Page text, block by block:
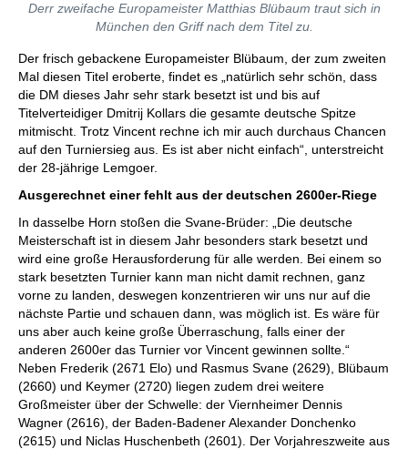
Derr zweifache Europameister Matthias Blübaum traut sich in
München den Griff nach dem Titel zu.
Der frisch gebackene Europameister Blübaum, der zum zweiten
Mal diesen Titel eroberte, findet es „natürlich sehr schön, dass
die DM dieses Jahr sehr stark besetzt ist und bis auf
Titelverteidiger Dmitrij Kollars die gesamte deutsche Spitze
mitmischt. Trotz Vincent rechne ich mir auch durchaus Chancen
auf den Turniersieg aus. Es ist aber nicht einfach“, unterstreicht
der 28-jährige Lemgoer.
Ausgerechnet einer fehlt aus der deutschen 2600er-Riege
In dasselbe Horn stoßen die Svane-Brüder: „Die deutsche
Meisterschaft ist in diesem Jahr besonders stark besetzt und
wird eine große Herausforderung für alle werden. Bei einem so
stark besetzten Turnier kann man nicht damit rechnen, ganz
vorne zu landen, deswegen konzentrieren wir uns nur auf die
nächste Partie und schauen dann, was möglich ist. Es wäre für
uns aber auch keine große Überraschung, falls einer der
anderen 2600er das Turnier vor Vincent gewinnen sollte.“
Neben Frederik (2671 Elo) und Rasmus Svane (2629), Blübaum
(2660) und Keymer (2720) liegen zudem drei weitere
Großmeister über der Schwelle: der Viernheimer Dennis
Wagner (2616), der Baden-Badener Alexander Donchenko
(2615) und Niclas Huschenbeth (2601). Der Vorjahreszweite aus